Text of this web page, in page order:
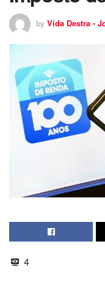
by Vida Destra -
4